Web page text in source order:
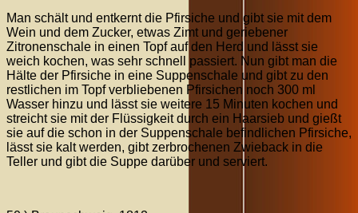
Man schält und entkernt die Pfirsiche und gibt sie mit dem
Wein und dem Zucker, etwas Zimt und geriebener
Zitronenschale in einen Topf auf den Herd und lässt sie
weich kochen, was sehr schnell passiert. Nun gibt man die
Hälte der Pfirsiche in eine Suppenschale und gibt zu den
restlichen im Topf verbliebenen Pfirsichen noch 300 ml
Wasser hinzu und lässt sie weitere 15 Minuten kochen und
streicht sie mit der Flüssigkeit durch ein Haarsieb und gießt
sie auf die schon in der Suppenschale befindlichen Pfirsiche,
lässt sie kalt werden, gibt zerbrochenen Zwieback in die
Teller und gibt die Suppe darüber und serviert.